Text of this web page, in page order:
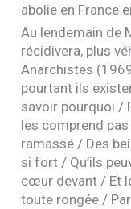
abolie en France
Au lendemain de
récidivera, plus
Anarchistes
pourtant ils
savoir pourquoi /
les comprend
ramassé / Des
si fort / Qu’ils
cœur devant / Et
toute rongée /